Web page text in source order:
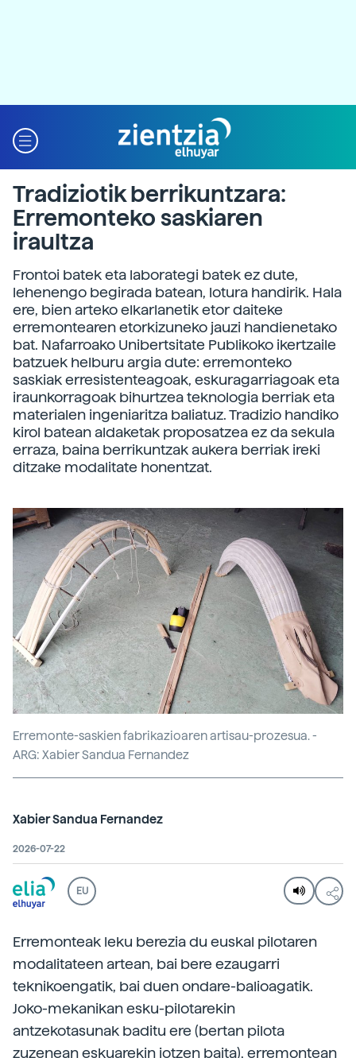
Tradiziotik berrikuntzara:
Erremonteko saskiaren
iraultza
Frontoi batek eta laborategi batek ez dute,
lehenengo begirada batean, lotura handirik. Hala
ere, bien arteko elkarlanetik etor daiteke
erremontearen etorkizuneko jauzi handienetako
bat. Nafarroako Unibertsitate Publikoko ikertzaile
batzuek helburu argia dute: erremonteko
saskiak erresistenteagoak, eskuragarriagoak eta
iraunkorragoak bihurtzea teknologia berriak eta
materialen ingeniaritza baliatuz. Tradizio handiko
kirol batean aldaketak proposatzea ez da sekula
erraza, baina berrikuntzak aukera berriak ireki
ditzake modalitate honentzat.
Erremonte-saskien fabrikazioaren artisau-prozesua. -
ARG: Xabier Sandua Fernandez
Xabier Sandua Fernandez
2026-07-22
EU
Erremonteak leku berezia du euskal pilotaren
modalitateen artean, bai bere ezaugarri
teknikoengatik, bai duen ondare-balioagatik.
Joko-mekanikan esku-pilotarekin
antzekotasunak baditu ere (bertan pilota
zuzenean eskuarekin jotzen baita), erremontean